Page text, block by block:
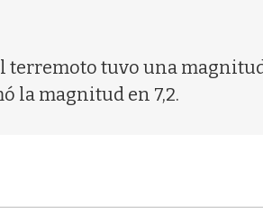
tuvo una
la magnitud en 7,2.